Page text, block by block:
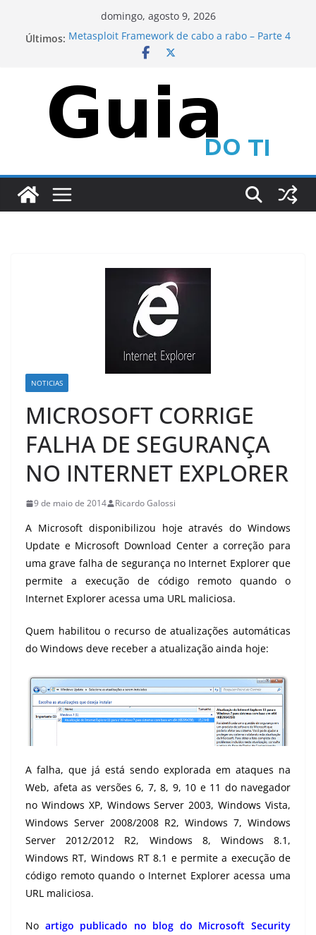
domingo, agosto 9, 2026
Últimos: Metasploit Framework de cabo a rabo – Parte 4
CEH – Scanning Networks – Parte 1
CEH – Scanning Networks – Parte 2
NOTICIAS
MICROSOFT CORRIGE
FALHA DE SEGURANÇA
NO INTERNET EXPLORER
9 de maio de 2014 Ricardo Galossi
A Microsoft disponibilizou hoje através do Windows
Update e Microsoft Download Center a correção para
uma grave falha de segurança no Internet Explorer que
permite a execução de código remoto quando o
Internet Explorer acessa uma URL maliciosa.
Quem habilitou o recurso de atualizações automáticas
do Windows deve receber a atualização ainda hoje:
A falha, que já está sendo explorada em ataques na
Web, afeta as versões 6, 7, 8, 9, 10 e 11 do navegador
no Windows XP, Windows Server 2003, Windows Vista,
Windows Server 2008/2008 R2, Windows 7, Windows
Server 2012/2012 R2, Windows 8, Windows 8.1,
Windows RT, Windows RT 8.1 e permite a execução de
código remoto quando o Internet Explorer acessa uma
URL maliciosa.
No artigo publicado no blog do Microsoft Security